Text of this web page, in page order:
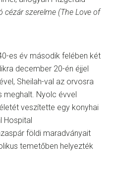
cézár szerelme (The Love of
es év második felében két
december 20-én éjjel
Sheilah-val az orvosra
meghalt. Nyolc évvel
veszítette egy konyhai
Hospital
földi maradványait
temetőben helyezték